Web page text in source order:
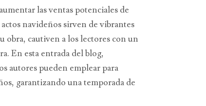
las ventas potenciales de
navideños sirven de vibrantes
obra, cautiven a los lectores con un
En esta entrada del blog,
autores pueden emplear para
garantizando una temporada de